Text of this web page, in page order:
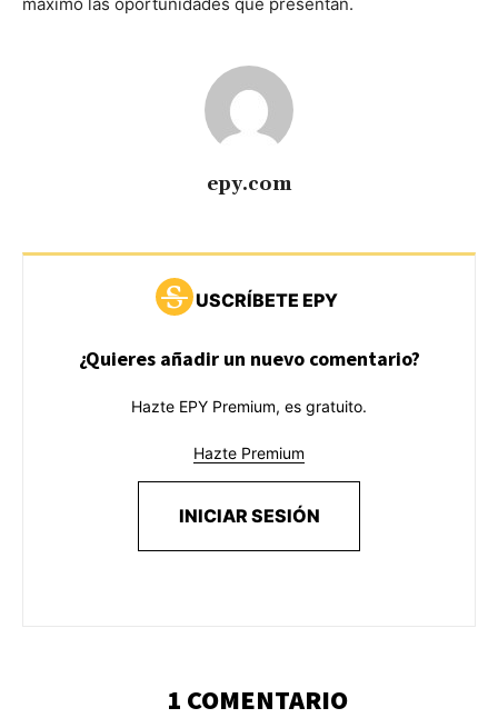
epy.com
USCRÍBETE EPY
¿Quieres añadir un nuevo comentario?
Hazte EPY Premium, es gratuito.
Hazte Premium
INICIAR SESIÓN
1 COMENTARIO